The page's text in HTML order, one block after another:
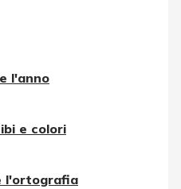
l'anno
e colori
l'ortografia